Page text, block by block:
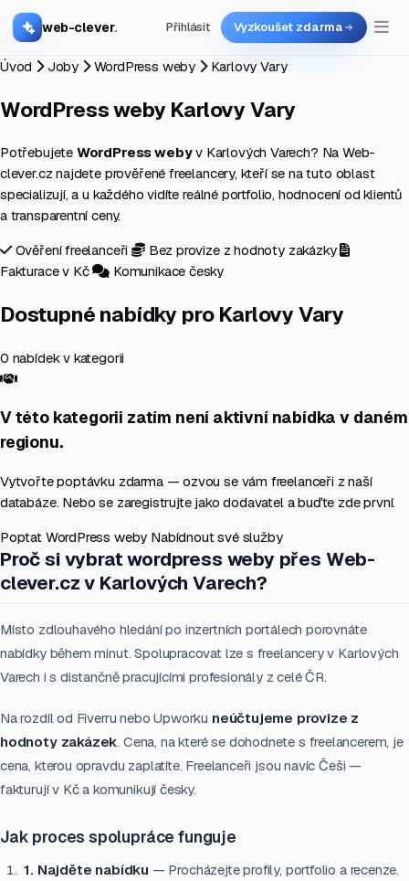
web-clever. Přihlásit Vyzkoušet zdarma
Úvod Joby WordPress weby Karlovy Vary
WordPress weby Karlovy Vary
Potřebujete WordPress webyv Karlových Varech? Na Web-
clever.cz najdete prověřené freelancery, kteří se na tuto oblast
specializují, a u každého vidíte reálné portfolio, hodnocení od klientů
a transparentní ceny.
Ověření freelanceři
Bez provize z hodnoty zakázky
Fakturace v Kč
Komunikace česky
Dostupné nabídky pro Karlovy Vary
0 nabídek v kategorii
V této kategorii zatím není aktivní nabídka v daném
regionu.
Vytvořte poptávku zdarma — ozvou se vám freelanceři z naší
databáze. Nebo se zaregistrujte jako dodavatel a buďte zde první.
Poptat WordPress weby Nabídnout své služby
Proč si vybrat wordpress weby přes Web-
clever.cz v Karlových Varech?
Místo zdlouhavého hledání po inzertních portálech porovnáte
nabídky během minut. Spolupracovat lze s freelancery v Karlových
Varech i s distančně pracujícími profesionály z celé ČR.
Na rozdíl od Fiverru nebo Upworku neúčtujeme provize z
hodnoty zakázek. Cena, na které se dohodnete s freelancerem, je
cena, kterou opravdu zaplatíte. Freelanceři jsou navíc Češi —
fakturují v Kč a komunikují česky.
Jak proces spolupráce funguje
1. Najděte nabídku — Procházejte profily, portfolio a recenze.